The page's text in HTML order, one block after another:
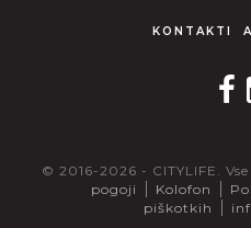
KONTAKTI
© 2016-2026 - CITYLIFE.
pogoji
Kolofon
piškotkih